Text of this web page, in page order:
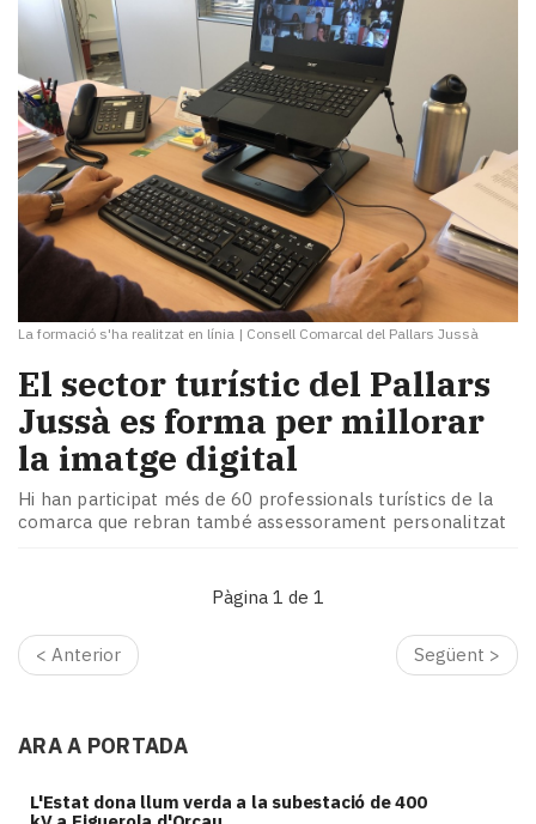
La formació s'ha realitzat en línia | Consell Comarcal del Pallars Jussà
El sector turístic del Pallars
Jussà es forma per millorar
la imatge digital
Hi han participat més de 60 professionals turístics de la
comarca que rebran també assessorament personalitzat
Pàgina 1 de 1
< Anterior Següent >
ARA A PORTADA
L'Estat dona llum verda a la subestació de 400